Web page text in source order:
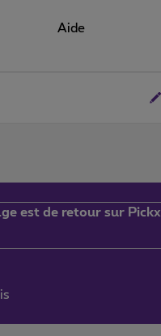
Aide
est de retour sur Pickx